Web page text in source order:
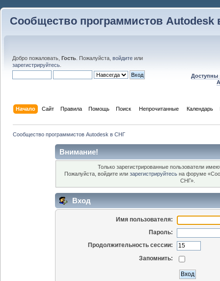
Сообщество программистов Autodesk
Добро пожаловать, Гость . Пожалуйста, войдите или
зарегистрируйтесь
Доступны
Начало Сайт Правила Помощь Поиск Непрочитанные Календарь
Сообщество программистов Autodesk в СНГ
Внимание!
Только зарегистрированные пользователи
Пожалуйста, войдите или зарегистрируйтесь на форуме
СНГ».
Вход
Имя пользователя:
Пароль:
Продолжительность сессии:
Запомнить: